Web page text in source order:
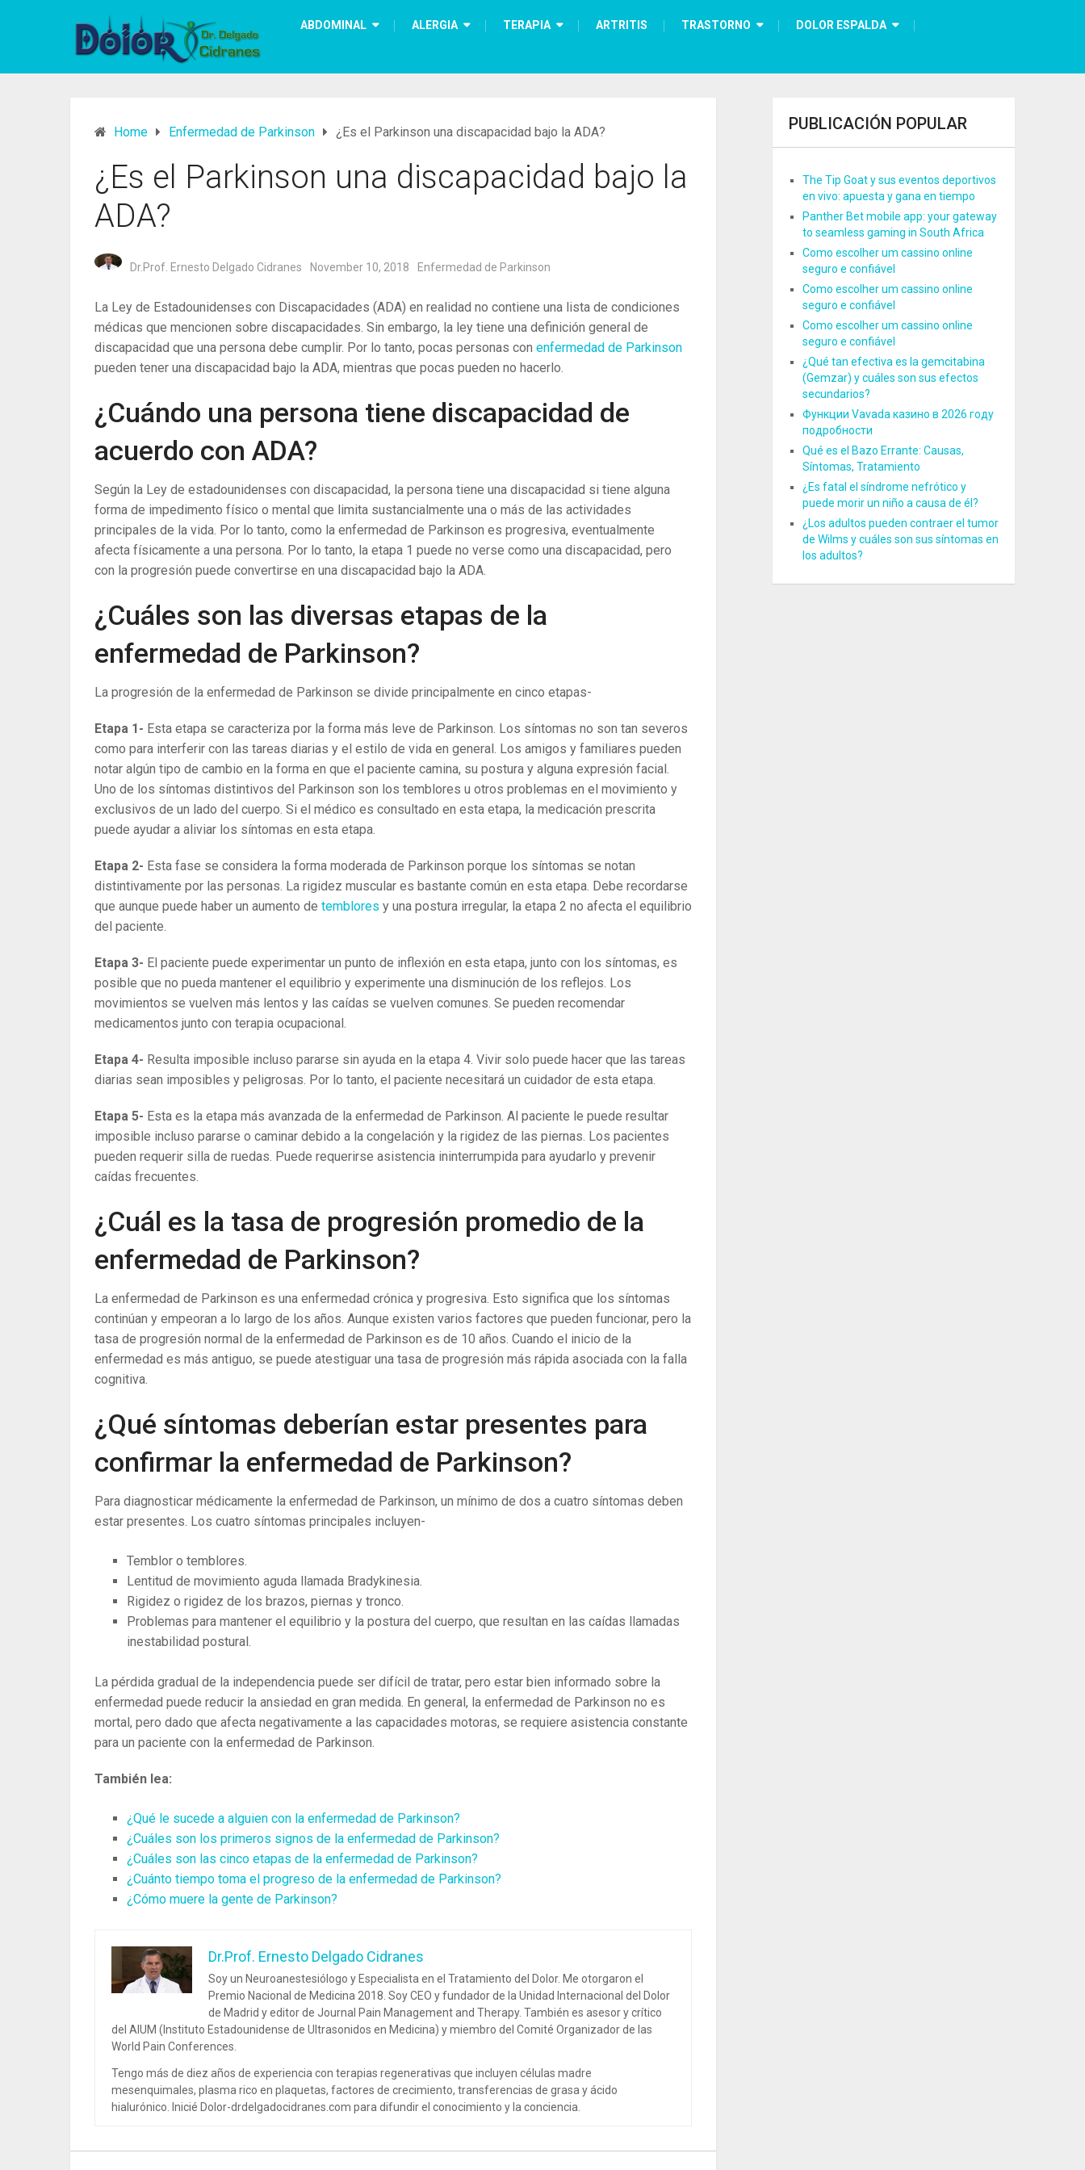
ABDOMINAL ALERGIA TERAPIA ARTRITIS TRASTORNO DOLOR ESPALDA
Home Enfermedad de Parkinson ¿Es el Parkinson una discapacidad bajo la ADA?
¿Es el Parkinson una discapacidad bajo la
ADA?
Dr.Prof. Ernesto Delgado Cidranes November 10, 2018 Enfermedad de Parkinson
La Ley de Estadounidenses con Discapacidades (ADA) en realidad no contiene una lista de condiciones
médicas que mencionen sobre discapacidades. Sin embargo, la ley tiene una definición general de
discapacidad que una persona debe cumplir. Por lo tanto, pocas personas con enfermedad de Parkinson
pueden tener una discapacidad bajo la ADA, mientras que pocas pueden no hacerlo.
¿Cuándo una persona tiene discapacidad de
acuerdo con ADA?
Según la Ley de estadounidenses con discapacidad, la persona tiene una discapacidad si tiene alguna
forma de impedimento físico o mental que limita sustancialmente una o más de las actividades
principales de la vida. Por lo tanto, como la enfermedad de Parkinson es progresiva, eventualmente
afecta físicamente a una persona. Por lo tanto, la etapa 1 puede no verse como una discapacidad, pero
con la progresión puede convertirse en una discapacidad bajo la ADA.
¿Cuáles son las diversas etapas de la
enfermedad de Parkinson?
La progresión de la enfermedad de Parkinson se divide principalmente en cinco etapas-
Etapa 1- Esta etapa se caracteriza por la forma más leve de Parkinson. Los síntomas no son tan severos
como para interferir con las tareas diarias y el estilo de vida en general. Los amigos y familiares pueden
notar algún tipo de cambio en la forma en que el paciente camina, su postura y alguna expresión facial.
Uno de los síntomas distintivos del Parkinson son los temblores u otros problemas en el movimiento y
exclusivos de un lado del cuerpo. Si el médico es consultado en esta etapa, la medicación prescrita
puede ayudar a aliviar los síntomas en esta etapa.
Etapa 2- Esta fase se considera la forma moderada de Parkinson porque los síntomas se notan
distintivamente por las personas. La rigidez muscular es bastante común en esta etapa. Debe recordarse
que aunque puede haber un aumento de temblores y una postura irregular, la etapa 2 no afecta el equilibrio
del paciente.
Etapa 3- El paciente puede experimentar un punto de inflexión en esta etapa, junto con los síntomas, es
posible que no pueda mantener el equilibrio y experimente una disminución de los reflejos. Los
movimientos se vuelven más lentos y las caídas se vuelven comunes. Se pueden recomendar
medicamentos junto con terapia ocupacional.
Etapa 4- Resulta imposible incluso pararse sin ayuda en la etapa 4. Vivir solo puede hacer que las tareas
diarias sean imposibles y peligrosas. Por lo tanto, el paciente necesitará un cuidador de esta etapa.
Etapa 5- Esta es la etapa más avanzada de la enfermedad de Parkinson. Al paciente le puede resultar
imposible incluso pararse o caminar debido a la congelación y la rigidez de las piernas. Los pacientes
pueden requerir silla de ruedas. Puede requerirse asistencia ininterrumpida para ayudarlo y prevenir
caídas frecuentes.
¿Cuál es la tasa de progresión promedio de la
enfermedad de Parkinson?
La enfermedad de Parkinson es una enfermedad crónica y progresiva. Esto significa que los síntomas
continúan y empeoran a lo largo de los años. Aunque existen varios factores que pueden funcionar, pero la
tasa de progresión normal de la enfermedad de Parkinson es de 10 años. Cuando el inicio de la
enfermedad es más antiguo, se puede atestiguar una tasa de progresión más rápida asociada con la falla
cognitiva.
¿Qué síntomas deberían estar presentes para
confirmar la enfermedad de Parkinson?
Para diagnosticar médicamente la enfermedad de Parkinson, un mínimo de dos a cuatro síntomas deben
estar presentes. Los cuatro síntomas principales incluyen-
Temblor o temblores.
Lentitud de movimiento aguda llamada Bradykinesia.
Rigidez o rigidez de los brazos, piernas y tronco.
Problemas para mantener el equilibrio y la postura del cuerpo, que resultan en las caídas llamadas
inestabilidad postural.
La pérdida gradual de la independencia puede ser difícil de tratar, pero estar bien informado sobre la
enfermedad puede reducir la ansiedad en gran medida. En general, la enfermedad de Parkinson no es
mortal, pero dado que afecta negativamente a las capacidades motoras, se requiere asistencia constante
para un paciente con la enfermedad de Parkinson.
También lea:
¿Qué le sucede a alguien con la enfermedad de Parkinson?
¿Cuáles son los primeros signos de la enfermedad de Parkinson?
¿Cuáles son las cinco etapas de la enfermedad de Parkinson?
¿Cuánto tiempo toma el progreso de la enfermedad de Parkinson?
¿Cómo muere la gente de Parkinson?
Dr.Prof. Ernesto Delgado Cidranes
Soy un Neuroanestesiólogo y Especialista en el Tratamiento del Dolor. Me otorgaron el
Premio Nacional de Medicina 2018. Soy CEO y fundador de la Unidad Internacional del Dolor
de Madrid y editor de Journal Pain Management and Therapy. También es asesor y crítico
del AIUM (Instituto Estadounidense de Ultrasonidos en Medicina) y miembro del Comité Organizador de las
World Pain Conferences.
Tengo más de diez años de experiencia con terapias regenerativas que incluyen células madre
mesenquimales, plasma rico en plaquetas, factores de crecimiento, transferencias de grasa y ácido
hialurónico. Inicié Dolor-drdelgadocidranes.com para difundir el conocimiento y la conciencia.
PUBLICACIÓN POPULAR
The Tip Goat y sus eventos deportivos
en vivo: apuesta y gana en tiempo
Panther Bet mobile app: your gateway
to seamless gaming in South Africa
Como escolher um cassino online
seguro e confiável
Como escolher um cassino online
seguro e confiável
Como escolher um cassino online
seguro e confiável
¿Qué tan efectiva es la gemcitabina
(Gemzar) y cuáles son sus efectos
secundarios?
Функции Vavada казино в 2026 году
подробности
Qué es el Bazo Errante: Causas,
Síntomas, Tratamiento
¿Es fatal el síndrome nefrótico y
puede morir un niño a causa de él?
¿Los adultos pueden contraer el tumor
de Wilms y cuáles son sus síntomas en
los adultos?